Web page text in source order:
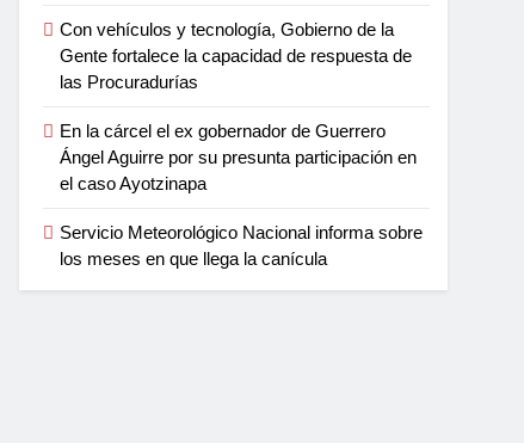
Con vehículos y tecnología, Gobierno de la
Gente fortalece la capacidad de respuesta de
las Procuradurías
En la cárcel el ex gobernador de Guerrero
Ángel Aguirre por su presunta participación en
el caso Ayotzinapa
Servicio Meteorológico Nacional informa sobre
los meses en que llega la canícula